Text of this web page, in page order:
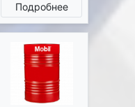
Подробнее